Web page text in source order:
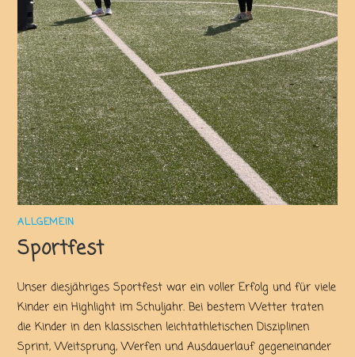
ALLGEMEIN
Sportfest
Unser diesjähriges Sportfest war ein voller Erfolg und für viele
Kinder ein Highlight im Schuljahr. Bei bestem Wetter traten
die Kinder in den klassischen leichtathletischen Disziplinen
Sprint, Weitsprung, Werfen und Ausdauerlauf gegeneinander